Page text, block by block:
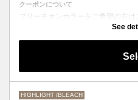
クーポンについて
ブリーチオンカラーをご希望の方
で、料金が前後する場合がございま
M ¥＋1100 L¥＋1650 LL¥＋2200
See
HIGHLIGHT /BLEACH